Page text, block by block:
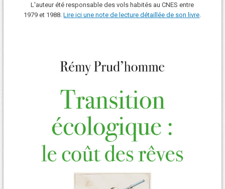
L'auteur été responsable des vols habités au CNES entre
1979 et 1988.Lire ici une note de lecture détaillée de son livre